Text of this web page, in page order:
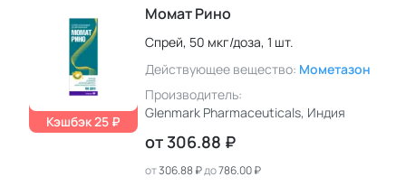
Кэшбэк 25 ₽
Момат Рино
Спрей, 50 мкг/доза, 1 шт.
Действующее вещество: Мометазон
Производитель:
Glenmark Pharmaceuticals, Индия
от 306.88 ₽
от306.88 ₽до786.00 ₽